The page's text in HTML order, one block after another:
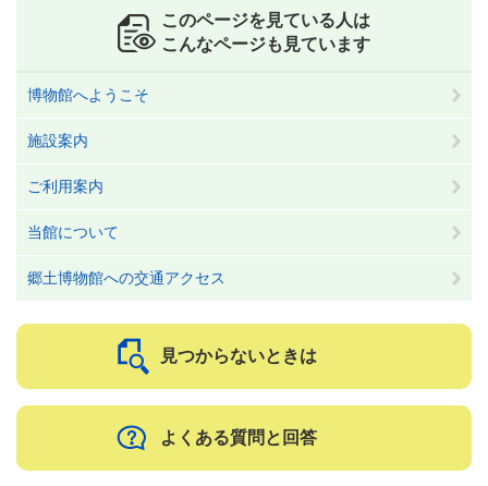
このページを見ている人は
こんなページも見ています
博物館へようこそ
施設案内
ご利用案内
当館について
郷土博物館への交通アクセス
見つからないときは
よくある質問と回答